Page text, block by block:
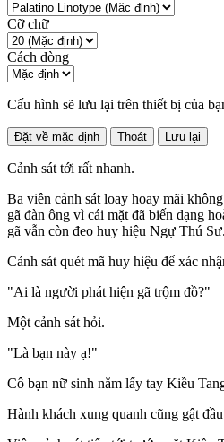
Cỡ chữ
Cách dòng
Cấu hình sẽ lưu lại trên thiết bị của
Đặt về mặc định Thoát Lưu lại
Cảnh sát tới rất nhanh.
Ba viên cảnh sát loay hoay mãi
gã đàn ông vì cái mặt đã biến dạng
gã vẫn còn đeo huy hiệu Ngự Thú Sư.
Cảnh sát quét mã huy hiệu để xác
"Ai là người phát hiện gã trộm đồ?"
Một cảnh sát hỏi.
"Là bạn này ạ!"
Cô bạn nữ sinh nắm lấy tay Kiều
Hành khách xung quanh cũng gật